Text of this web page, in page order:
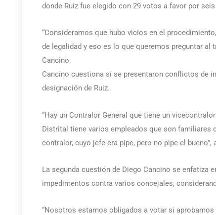
donde Ruiz fue elegido con 29 votos a favor por
“Consideramos que hubo vicios en el
de legalidad y eso es lo que queremos preguntar al
Cancino.
Cancino cuestiona si se presentaron conflictos de
designación de Ruiz.
“Hay un Contralor General que tiene un
Distrital tiene varios empleados que son familiares
contralor, cuyo jefe era pipe, pero no pipe el
La segunda cuestión de Diego Cancino se enfatiza
impedimentos contra varios concejales,
“Nosotros estamos obligados a votar si